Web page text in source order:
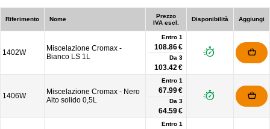
Riferimento Nome
Prezzo
IVA escl.
Disponibilità Aggiungi
1402W
Miscelazione Cromax -
Bianco LS 1L
Entro 1
108.86 €
Da 3
103.42 €
1406W
Miscelazione Cromax - Nero
Alto solido 0,5L
Entro 1
67.99 €
Da 3
64.59 €
Entro 1